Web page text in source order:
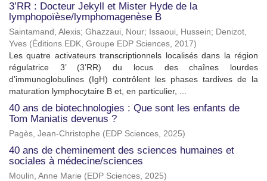
3’RR : Docteur Jekyll et Mister Hyde de la
lymphopoïèse/lymphomagenèse B
Saintamand, Alexis; Ghazzaui, Nour; Issaoui, Hussein; Denizot,
Yves (Éditions EDK, Groupe EDP Sciences, 2017)
Les quatre activateurs transcriptionnels localisés dans la région
régulatrice 3’ (3’RR) du locus des chaînes lourdes
d’immunoglobulines (IgH) contrôlent les phases tardives de la
maturation lymphocytaire B et, en particulier, ...
40 ans de biotechnologies : Que sont les enfants de
Tom Maniatis devenus ?
Pagès, Jean-Christophe (EDP Sciences, 2025)
40 ans de cheminement des sciences humaines et
sociales à médecine/sciences
Moulin, Anne Marie (EDP Sciences, 2025)